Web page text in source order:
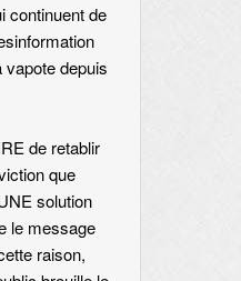
continuent de
vapote depuis
de retablir
que
solution
le message
raison,